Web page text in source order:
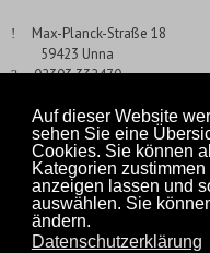
Auf dieser Website
sehen Sie eine
Cookies. Sie können
Kategorien
anzeigen lassen und
auswählen. Sie
ändern.
Datenschutzerklärung
Max-Planck-Straße 18
59423 Unna
___02303 332470
___Info@ExTox.de